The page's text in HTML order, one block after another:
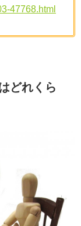
47768.html
どれくら